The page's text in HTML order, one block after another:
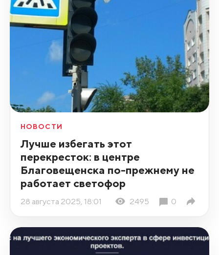
НОВОСТИ
Лучше избегать этот
перекресток: в центре
Благовещенска по-прежнему не
работает светофор
28 августа 2025, 18:01 2495 0